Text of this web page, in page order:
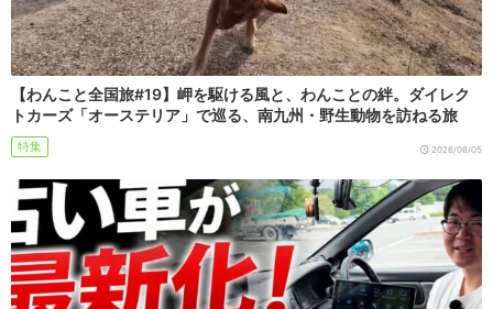
【わんこと全国旅#19】岬を駆ける風と、わんことの絆。ダイレク
トカーズ「オーステリア」で巡る、南九州・野生動物を訪ねる旅
特集 2026/08/05